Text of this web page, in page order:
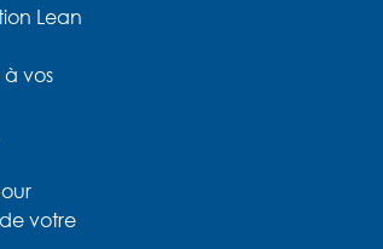
Lean
vos
votre